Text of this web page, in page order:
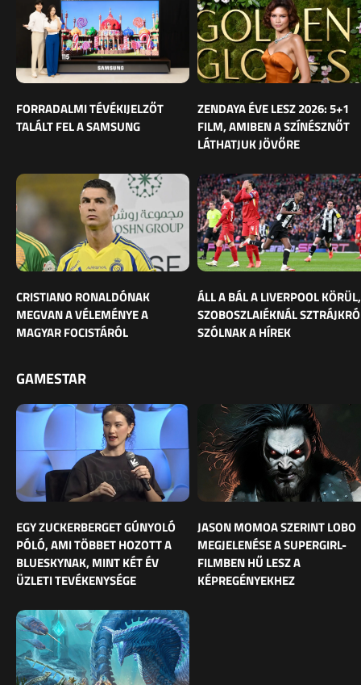
FORRADALMI TÉVÉKIJELZŐT
TALÁLT FEL A SAMSUNG
ZENDAYA ÉVE LESZ 2026: 5+1
FILM, AMIBEN A SZÍNÉSZNŐT
LÁTHATJUK JÖVŐRE
CRISTIANO RONALDÓNAK
MEGVAN A VÉLEMÉNYE A
MAGYAR FOCISTÁRÓL
ÁLL A BÁL A LIVERPOOL KÖRÜL,
SZOBOSZLAIÉKNÁL
SZÓLNAK A HÍREK
GAMESTAR
EGY ZUCKERBERGET GÚNYOLÓ
PÓLÓ, AMI TÖBBET HOZOTT A
BLUESKYNAK, MINT KÉT ÉV
ÜZLETI TEVÉKENYSÉGE
JASON MOMOA SZERINT LOBO
MEGJELENÉSE A SUPERGIRL-
FILMBEN HŰ LESZ A
KÉPREGÉNYEKHEZ